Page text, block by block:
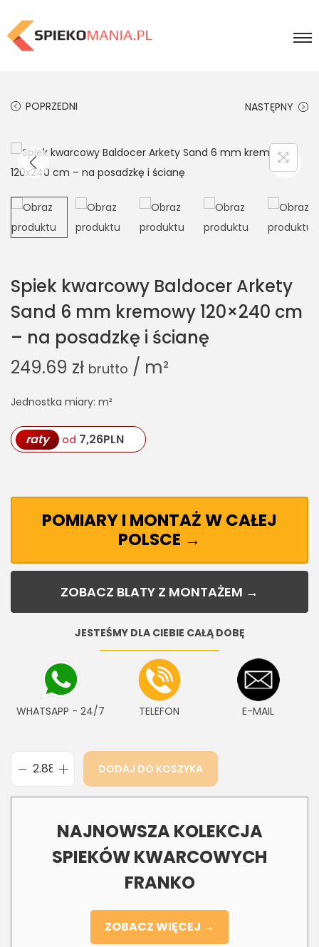
POPRZEDNI NASTĘPNY
Spiek kwarcowy Baldocer Arkety
Sand 6 mm kremowy 120×240 cm
– na posadzkę i ścianę
249.69 zł brutto / m²
Jednostka miary: m²
raty od 7,26PLN
POMIARY I MONTAŻ W CAŁEJ
POLSCE →
ZOBACZ BLATY Z MONTAŻEM →
JESTEŚMY DLA CIEBIE CAŁĄ DOBĘ
WHATSAPP - 24/7 TELEFON E-MAIL
DODAJ DO KOSZYKA
NAJNOWSZA KOLEKCJA
SPIEKÓW KWARCOWYCH
FRANKO
ZOBACZ WIĘCEJ →